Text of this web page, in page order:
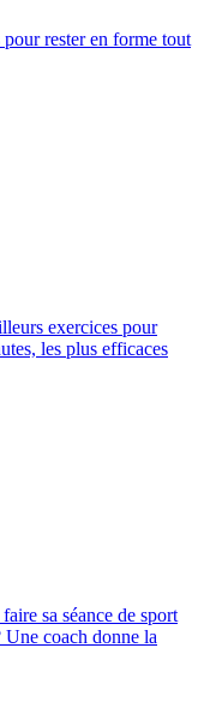
rester en forme tout
exercices pour
les plus efficaces
sa séance de sport
coach donne la